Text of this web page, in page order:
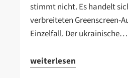
stimmt nicht. Es handelt
verbreiteten Greenscreen-
Einzelfall. Der ukrainische…
weiterlesen